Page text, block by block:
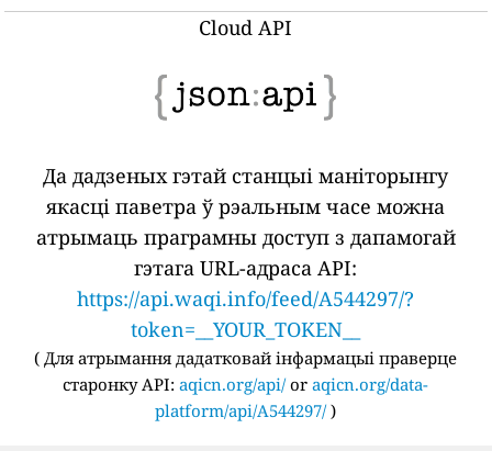
Cloud API
Да дадзеных гэтай станцыі маніторынгу
якасці паветра ў рэальным часе можна
атрымаць праграмны доступ з дапамогай
гэтага URL-адраса API:
https://api.waqi.info/feed/A544297/?
token=__YOUR_TOKEN__
(Для атрымання дадатковай інфармацыі праверце
старонку API: aqicn.org/api/oraqicn.org/data-
platform/api/A544297/)